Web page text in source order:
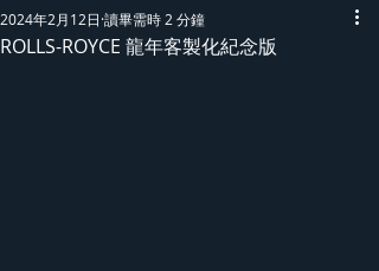
ROLLS-ROYCE 龍年客製化紀念版
2024年2月12日 讀畢需時 2 分鐘